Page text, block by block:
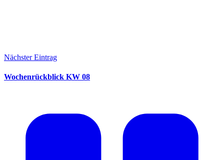
Nächster Eintrag
Wochenrückblick KW 08